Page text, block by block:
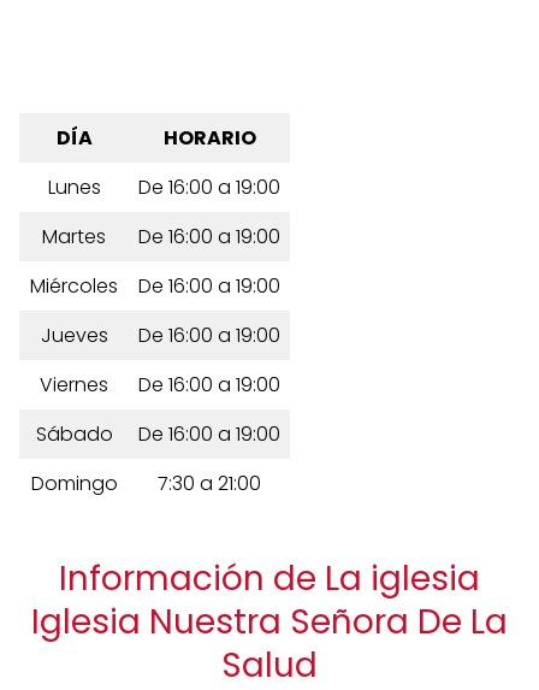
DÍA
HORARIO
Lunes
De 16:00 a 19:00
Martes
De 16:00 a 19:00
Miércoles
De 16:00 a 19:00
Jueves
De 16:00 a 19:00
Viernes
De 16:00 a 19:00
Sábado
De 16:00 a 19:00
Domingo
7:30 a 21:00
Información de La iglesia
Iglesia Nuestra Señora De La
Salud